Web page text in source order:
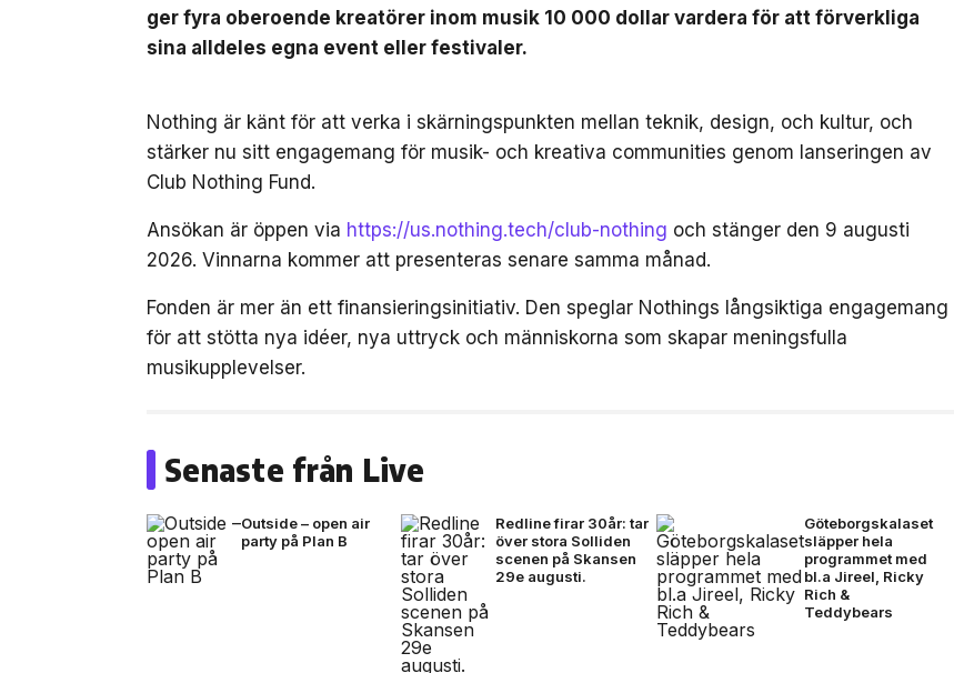
ger fyra oberoende kreatörer inom musik 10 000 dollar vardera för att förverkliga
sina alldeles egna event eller festivaler.
Nothing är känt för att verka i skärningspunkten mellan teknik, design, och kultur, och
stärker nu sitt engagemang för musik- och kreativa communities genom lanseringen av
Club Nothing Fund.
Ansökan är öppen via https://us.nothing.tech/club-nothing och stänger den 9 augusti
2026. Vinnarna kommer att presenteras senare samma månad.
Fonden är mer än ett finansieringsinitiativ. Den speglar Nothings långsiktiga engagemang
för att stötta nya idéer, nya uttryck och människorna som skapar meningsfulla
musikupplevelser.
Senaste från Live
Outside – open air
party på Plan B
Redline firar 30år: tar
över stora Solliden
scenen på Skansen
29e augusti.
Göteborgskalaset
släpper hela
programmet med
bl.a Jireel, Ricky
Rich &
Teddybears